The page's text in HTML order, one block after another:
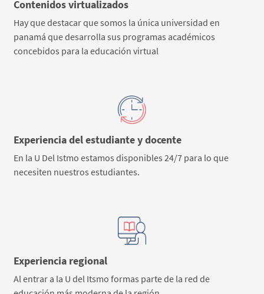
Contenidos virtualizados
Hay que destacar que somos la única universidad en
panamá que desarrolla sus programas académicos
concebidos para la educación virtual
Experiencia del estudiante y docente
En la U Del Istmo estamos disponibles 24/7 para lo que
necesiten nuestros estudiantes.
Experiencia regional
Al entrar a la U del Itsmo formas parte de la red de